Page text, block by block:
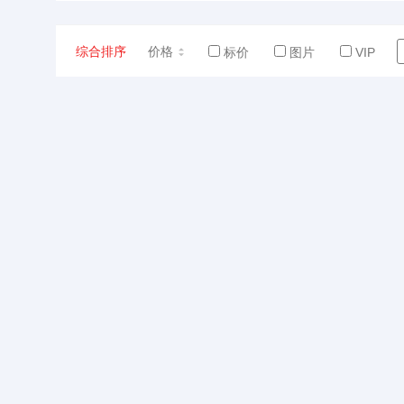
综合排序 价格 标价 图片 VIP